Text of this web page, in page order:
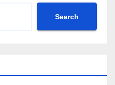
Search